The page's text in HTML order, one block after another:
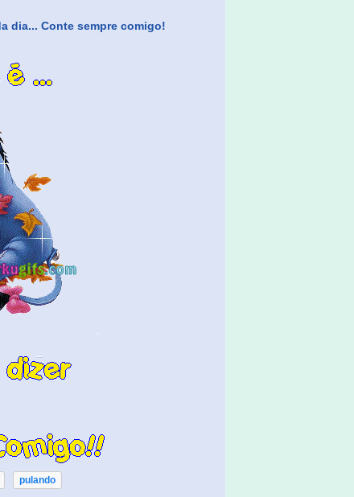
dia... Conte sempre comigo!
pulando